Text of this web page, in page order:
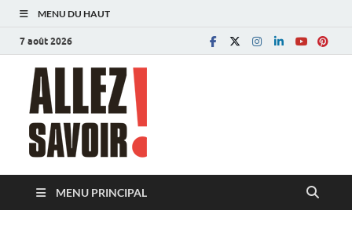
MENU DU HAUT
7 août 2026
MENU PRINCIPAL